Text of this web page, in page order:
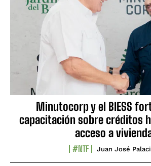
Minutocorp y el BIESS
capacitación sobre créditos
acceso a
#NTF Juan José